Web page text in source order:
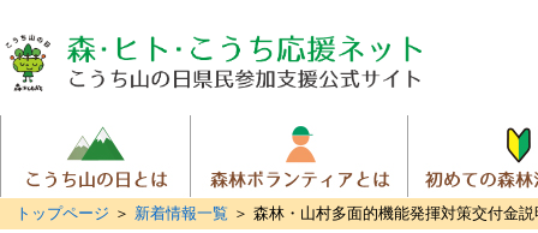
トップページ ＞ 新着情報一覧 ＞ 森林・山村多面的機能発揮対策交付金